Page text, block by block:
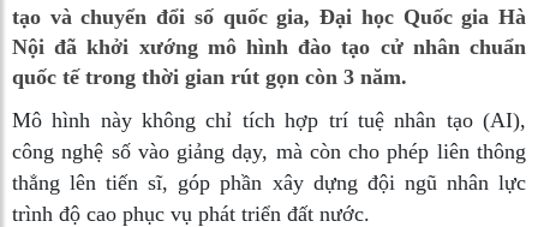
tạo và chuyển đổi số quốc gia, Đại học Quốc gia Hà
Nội đã khởi xướng mô hình đào tạo cử nhân chuẩn
quốc tế trong thời gian rút gọn còn 3 năm.
Mô hình này không chỉ tích hợp trí tuệ nhân tạo (AI),
công nghệ số vào giảng dạy, mà còn cho phép liên thông
thẳng lên tiến sĩ, góp phần xây dựng đội ngũ nhân lực
trình độ cao phục vụ phát triển đất nước.